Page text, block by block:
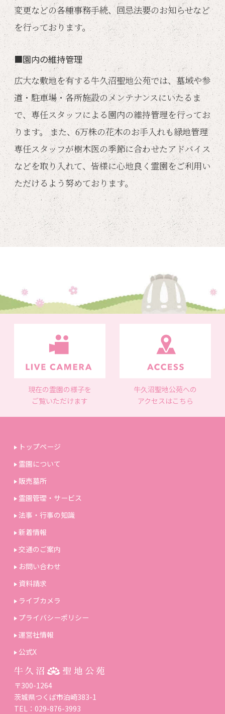
変更などの各種事務手続、回忌法要のお知らせなど
を行っております。
■園内の維持管理
広大な敷地を有する牛久沼聖地公苑では、墓域や参
道・駐車場・各所施設のメンテナンスにいたるま
で、専任スタッフによる園内の維持管理を行ってお
ります。 また、6万株の花木のお手入れも緑地管理
専任スタッフが樹木医の季節に合わせたアドバイス
などを取り入れて、皆様に心地良く霊園をご利用い
ただけるよう努めております。
現在の霊園の様子を
ご覧いただけます
牛久沼聖地公苑への
アクセスはこちら
トップページ
霊園について
販売墓所
霊園管理・サービス
法事・行事の知識
新着情報
交通のご案内
お問い合わせ
資料請求
ライブカメラ
プライバシーポリシー
運営社情報
公式X
〒300-1264
茨城県つくば市泊崎383-1
TEL：029-876-3993